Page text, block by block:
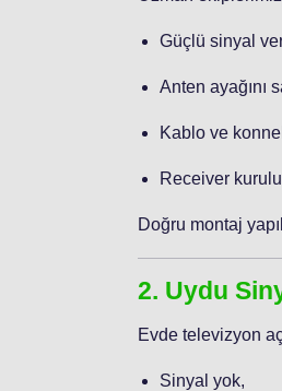
Güçlü sinyal
Anten ayağını
Kablo ve
Receiver
Doğru montaj
2. Uydu
Evde televizyon
Sinyal yok,